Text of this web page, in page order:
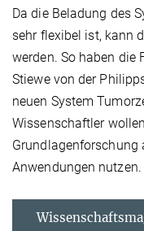
Da die Beladung des
sehr flexibel ist, kann
werden. So haben die
Stiewe von der
neuen System
Wissenschaftler
Grundlagenforschung
Anwendungen nutzen.